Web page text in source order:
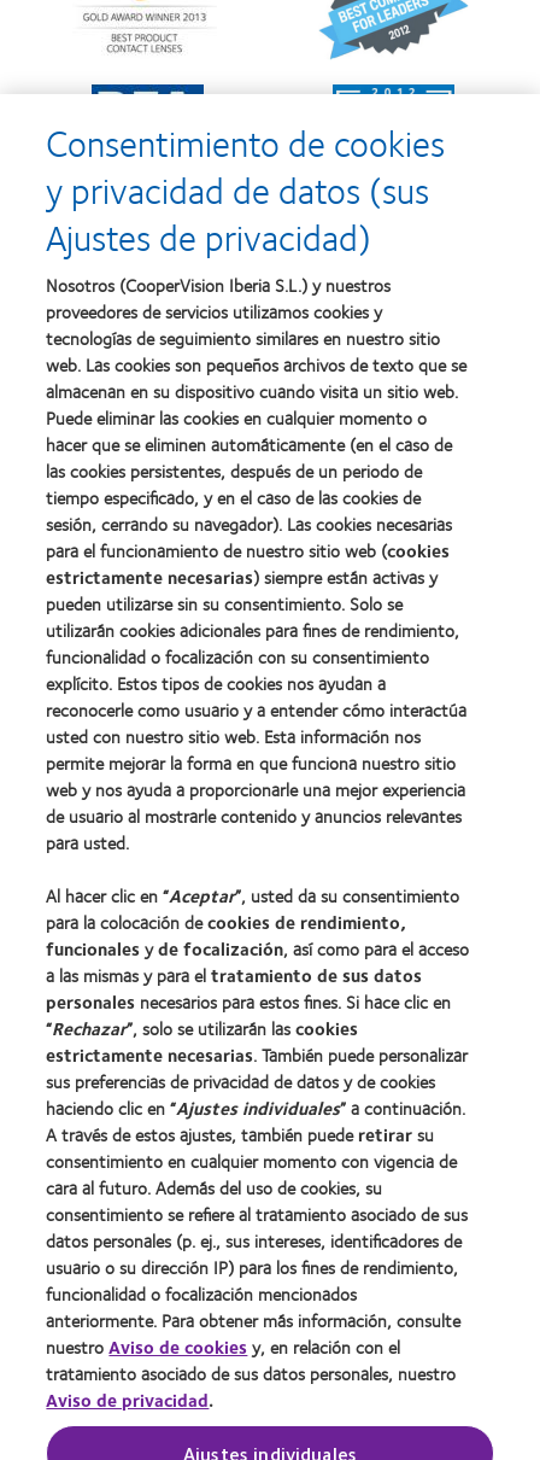
Premio
Silmo
mejor
con
MyDay™
2012
y
2010:
Mejor
empresa
el
desarrollo
del
liderazgo
Learn
about
2011:
Premios
a
mejor
(2011)
Learn
about
2011:
Premio
a
salud
Learn
about
2012:
Premio
Manufacturing
Leadership
100
(ML
100)
(2012)
Learn
more
about
2012
Premio
internacional
REBRAND
100®
(2012)
Learn
more
about
Premio
de
la
Industria
de
la
BCLA
Nuestros productos
Encuentre su lente
Tecnología para lentes de contacto
Lentes de contacto y visión
Usuario experimentado
Blog
Sobre nosotros
Carreras
Noticias
Contacto
Legal
Política de privacidad
Aviso Legal
Aviso de cookies
Condiciones del servicio
Public Country by Country Reporting
Buscar un centro
Consentimiento de cookies
y privacidad de datos (sus
Ajustes de privacidad)
Nosotros (CooperVision Iberia S.L.) y nuestros
proveedores de servicios utilizamos cookies y
tecnologías de seguimiento similares en nuestro sitio
web. Las cookies son pequeños archivos de texto que se
almacenan en su dispositivo cuando visita un sitio web.
Puede eliminar las cookies en cualquier momento o
hacer que se eliminen automáticamente (en el caso de
las cookies persistentes, después de un periodo de
tiempo especificado, y en el caso de las cookies de
sesión, cerrando su navegador). Las cookies necesarias
para el funcionamiento de nuestro sitio web (cookies
estrictamente necesarias) siempre están activas y
pueden utilizarse sin su consentimiento. Solo se
utilizarán cookies adicionales para fines de rendimiento,
funcionalidad o focalización con su consentimiento
explícito. Estos tipos de cookies nos ayudan a
reconocerle como usuario y a entender cómo interactúa
usted con nuestro sitio web. Esta información nos
permite mejorar la forma en que funciona nuestro sitio
web y nos ayuda a proporcionarle una mejor experiencia
de usuario al mostrarle contenido y anuncios relevantes
para usted.
Al hacer clic en “Aceptar”, usted da su consentimiento
para la colocación decookies de rendimiento,
funcionalesyde focalización, así como para el acceso
a las mismas y para eltratamiento de sus datos
personales necesarios para estos fines. Si hace clic en
“Rechazar”, solo se utilizarán lascookies
estrictamente necesarias. También puede personalizar
sus preferencias de privacidad de datos y de cookies
haciendo clic en “Ajustes individuales” a continuación.
A través de estos ajustes, también puederetirarsu
consentimiento en cualquier momento con vigencia de
cara al futuro. Además del uso de cookies, su
consentimiento se refiere al tratamiento asociado de sus
datos personales (p. ej., sus intereses, identificadores de
usuario o su dirección IP) para los fines de rendimiento,
funcionalidad o focalización mencionados
anteriormente. Para obtener más información, consulte
nuestroAviso de cookiesy, en relación con el
tratamiento asociado de sus datos personales, nuestro
Aviso de privacidad.
Ajustes individuales